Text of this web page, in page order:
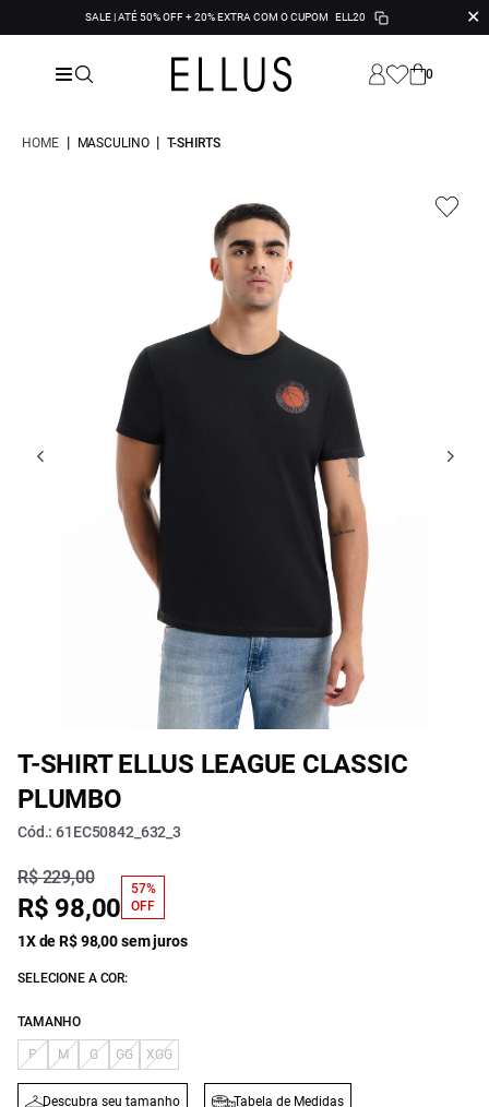
SALE | ATÉ 50% OFF + 20% EXTRA COM O CUPOM ELL20 ✕
0
HOME | MASCULINO | T-SHIRTS
T-SHIRT ELLUS LEAGUE CLASSIC
PLUMBO
Cód.: 61EC50842_632_3
R$ 229,00
R$ 98,00
57%
OFF
1X de R$ 98,00 sem juros
SELECIONE A COR:
TAMANHO
P M G GG XGG
Descubra seu tamanho Tabela de Medidas